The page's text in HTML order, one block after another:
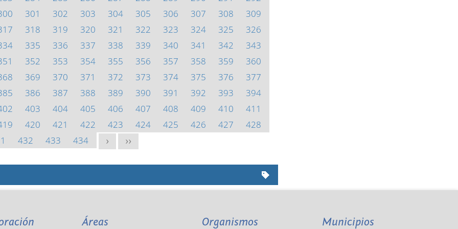
301 302 303 304 305 306 307 308
309
318 319 320 321 322 323 324 325
326
335 336 337 338 339 340 341 342
343
352 353 354 355 356 357 358 359
360
369 370 371 372 373 374 375 376
377
386 387 388 389 390 391 392 393
394
403 404 405 406 407 408 409 410
411
420 421 422 423 424 425 426 427
428
432 433 434 > >>
Áreas Organismos Municipios